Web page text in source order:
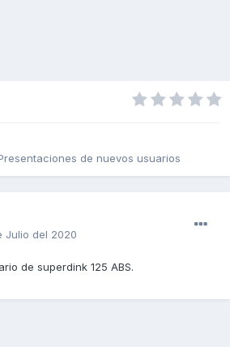
de nuevos usuarios
Julio del 2020
de superdink 125 ABS.